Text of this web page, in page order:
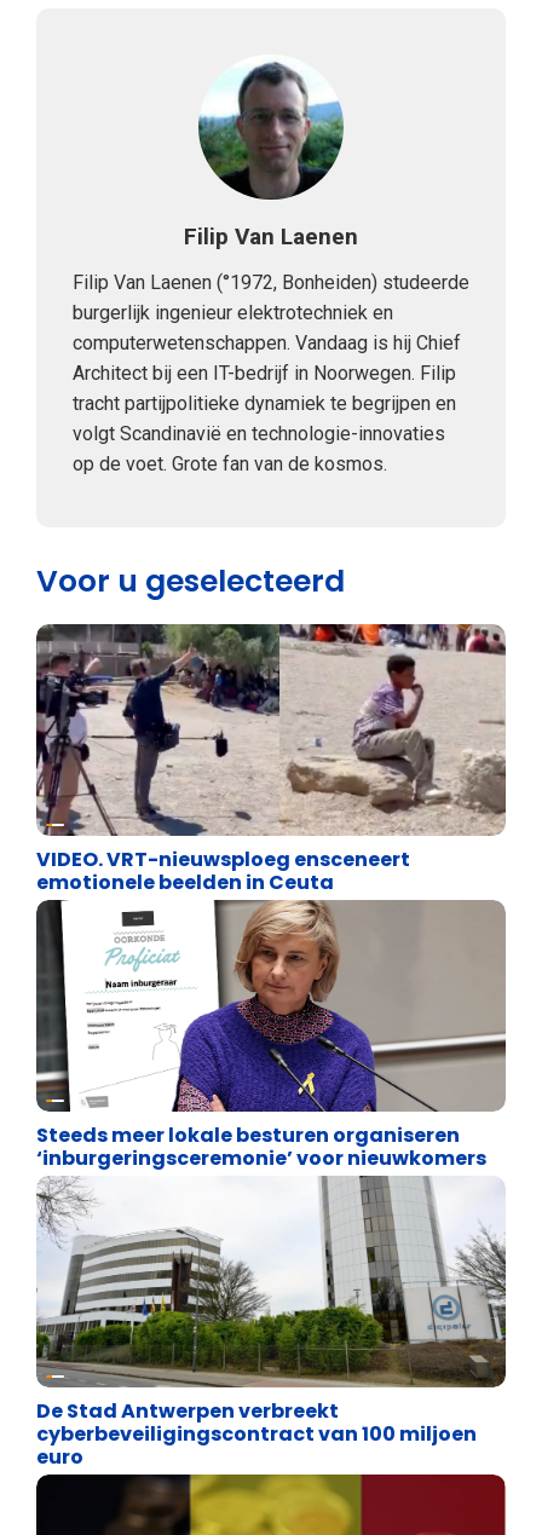
Filip Van Laenen
Filip Van Laenen (°1972, Bonheiden) studeerde
burgerlijk ingenieur elektrotechniek en
computerwetenschappen. Vandaag is hij Chief
Architect bij een IT-bedrijf in Noorwegen. Filip
tracht partijpolitieke dynamiek te begrijpen en
volgt Scandinavië en technologie-innovaties
op de voet. Grote fan van de kosmos.
Voor u geselecteerd
Cultuuroorlog
VIDEO. VRT-nieuwsploeg ensceneert
emotionele beelden in Ceuta
Binnenland politiek
Steeds meer lokale besturen organiseren
‘inburgeringsceremonie’ voor nieuwkomers
Binnenland politiek
De Stad Antwerpen verbreekt
cyberbeveiligingscontract van 100 miljoen
euro